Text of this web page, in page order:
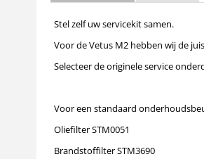
Stel zelf uw servicekit samen.
Voor de Vetus M2 hebben wij de
Selecteer de originele service
Voor een standaard
Oliefilter STM0051
Brandstoffilter STM3690